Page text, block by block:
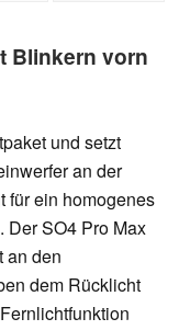
Blinkern vorn
und setzt
an der
für ein homogenes
Der SO4 Pro Max
an den
dem Rücklicht